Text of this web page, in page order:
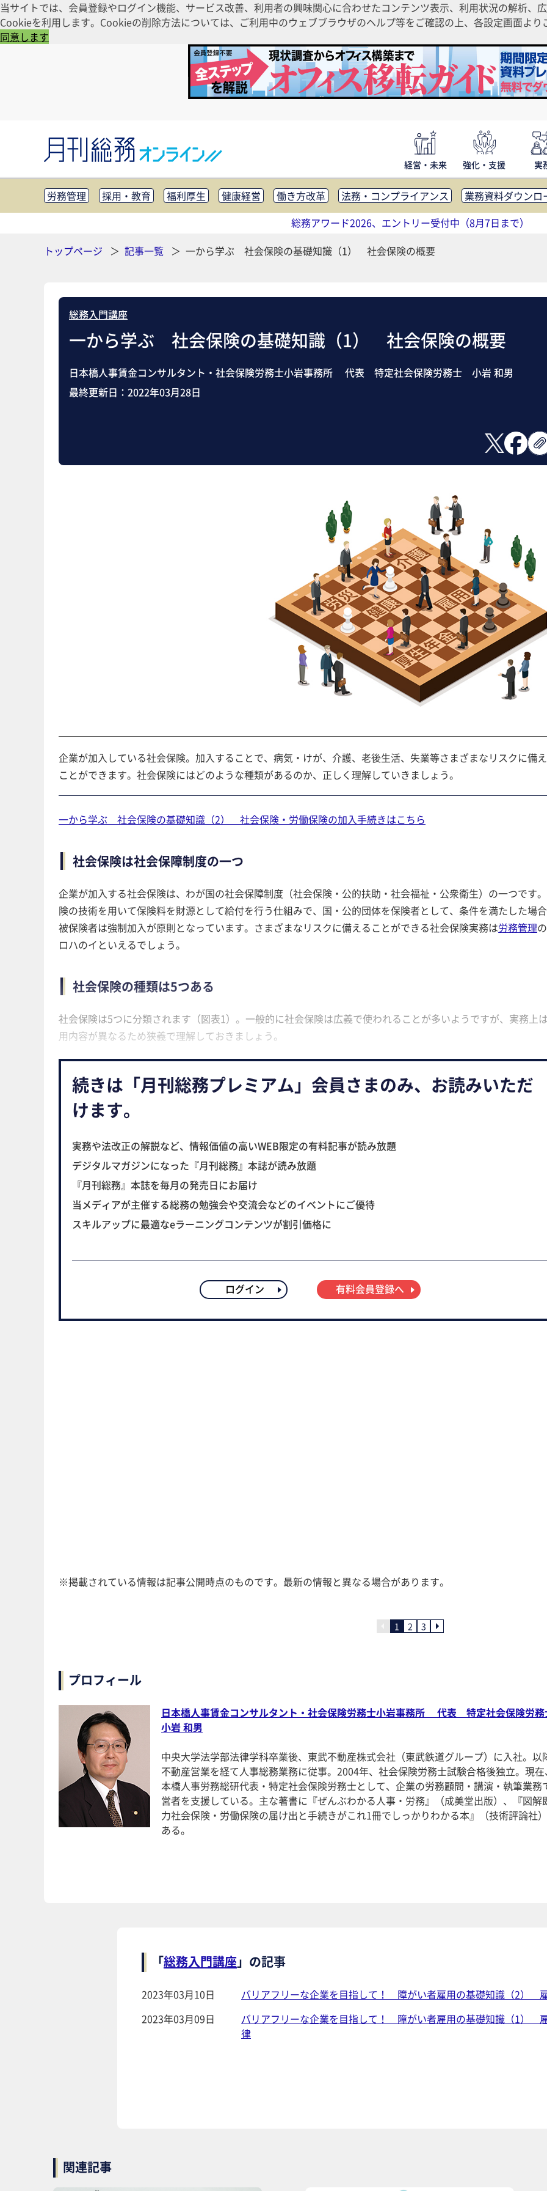
当サイトでは、会員登録やログイン機能、サービス改善、利用者の興味関心に合わせたコンテンツ表示、利用状況の解析、
Cookieを利用します。Cookieの削除方法については、ご利用中のウェブブラウザのヘルプ等をご確認の上、各設定画面よ
同意します
経営・未来 強化・支援 実
労務管理 採用・教育 福利厚生 健康経営 働き方改革 法務・コンプライアンス
業務資料ダウンロ
知財管理
リスクマネジメント・BCP 社外・社内広報 社外・社内コミュニケーション活性化
FM・オフ
助成金・補助金・コスト削減 アウトソーシング・BPO
調査・レ
総務アワード2026、エントリー受付中（8月7日まで）
トップページ
記事一覧 一から学ぶ 社会保険の基礎知識（1） 社会保険の概要
総務入門講座
一から学ぶ 社会保険の基礎知識（1） 社会保険の概要
日本橋人事賃金コンサルタント・社会保険労務士小岩事務所 代表 特定社会保険労務士 小岩 和男
最終更新日： 2022年03月28日
企業が加入している社会保険。加入することで、病気・けが、介護、老後生活、失業等さまざまなリスクに備
ことができます。社会保険にはどのような種類があるのか、正しく理解していきましょう。
一から学ぶ 社会保険の基礎知識（2） 社会保険・労働保険の加入手続きはこちら
社会保険は社会保障制度の一つ
企業が加入する社会保険は、わが国の社会保障制度（社会保険・公的扶助・社会福祉・公衆衛生）の一つです
険の技術を用いて保険料を財源として給付を行う仕組みで、国・公的団体を保険者として、条件を満たした場
被保険者は強制加入が原則となっています。さまざまなリスクに備えることができる社会保険実務は労務管理
ロハのイといえるでしょう。
社会保険の種類は5つある
社会保険は5つに分類されます（図表1）。一般的に社会保険は広義で使われることが多いようですが、実務上
用内容が異なるため狭義で理解しておきましょう。
続きは「月刊総務プレミアム」会員さまのみ、お読みいただ
けます。
実務や法改正の解説など、情報価値の高いWEB限定の有料記事が読み放題
デジタルマガジンになった『月刊総務』本誌が読み放題
『月刊総務』本誌を毎月の発売日にお届け
当メディアが主催する総務の勉強会や交流会などのイベントにご優待
スキルアップに最適なeラーニングコンテンツが割引価格に
ログイン 有料会員登録へ
※掲載されている情報は記事公開時点のものです。最新の情報と異なる場合があります。
1 2 3
プロフィール
日本橋人事賃金コンサルタント・社会保険労務士小岩事務所 代表 特定社会保険労務
小岩 和男
中央大学法学部法律学科卒業後、東武不動産株式会社（東武鉄道グループ）に入社。以
不動産営業を経て人事総務業務に従事。2004年、社会保険労務士試験合格後独立。現
本橋人事労務総研代表・特定社会保険労務士として、企業の労務顧問・講演・執筆業務
営者を支援している。主な著書に『ぜんぶわかる人事・労務』（成美堂出版）、『図解
力社会保険・労働保険の届け出と手続きがこれ1冊でしっかりわかる本』（技術評論社
ある。
「総務入門講座」の記事
2023年03月10日
バリアフリーな企業を目指して！ 障がい者雇用の基礎知識（2）
2023年03月09日
バリアフリーな企業を目指して！ 障がい者雇用の基礎知識（1）
律
関連記事